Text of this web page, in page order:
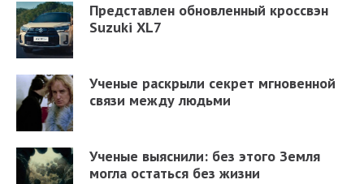
Представлен обновленный кроссвэн
Suzuki XL7
Ученые раскрыли секрет мгновенной
связи между людьми
Ученые выяснили: без этого Земля
могла остаться без жизни